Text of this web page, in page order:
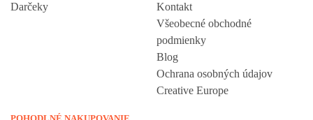
Darčeky
Kontakt
Všeobecné obchodné
podmienky
Blog
Ochrana osobných údajov
Creative Europe